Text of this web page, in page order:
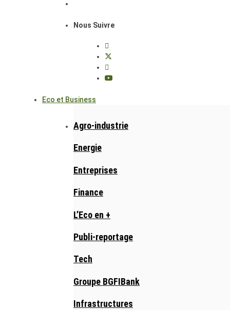
Nous Suivre
Eco et Business
Agro-industrie
Energie
Entreprises
Finance
L’Eco en +
Publi-reportage
Tech
Groupe BGFIBank
Infrastructures